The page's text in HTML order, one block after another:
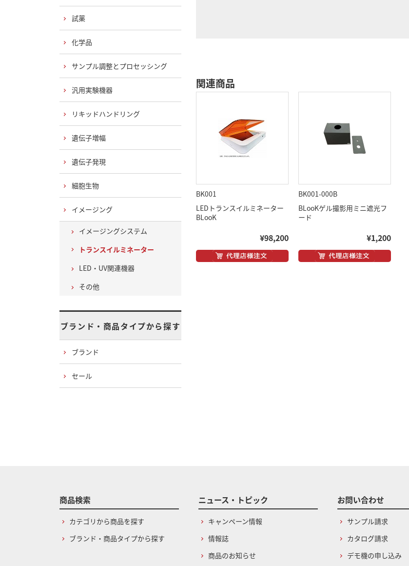
関連商品
BK001
LEDトランスイルミネーター
BLooK
¥98,200
BK001-000B
BLooKゲル撮影用ミニ遮光フ
ード
¥1,200
試薬
化学品
サンプル調整とプロセッシング
汎用実験機器
リキッドハンドリング
遺伝子増幅
遺伝子発現
細胞生物
イメージング
イメージングシステム
トランスイルミネーター
LED・UV関連機器
その他
ブランド・商品タイプから探す
ブランド
セール
商品検索
カテゴリから商品を探す
ブランド・商品タイプから探す
ニュース・トピック
キャンペーン情報
情報誌
商品のお知らせ
お問い合わせ
サンプル請求
カタログ請求
デモ機の申し込み